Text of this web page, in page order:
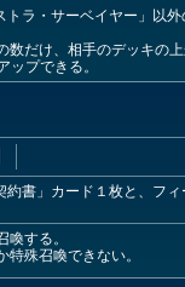
ラ・サーベイヤー」以
だけ、相手のデッキの
プできる。
書」カード１枚と、フ
する。
殊召喚できない。